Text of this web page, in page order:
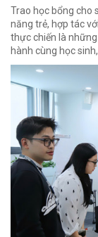
Trao học bổng cho
năng trẻ, hợp tác
thực chiến là
hành cùng học